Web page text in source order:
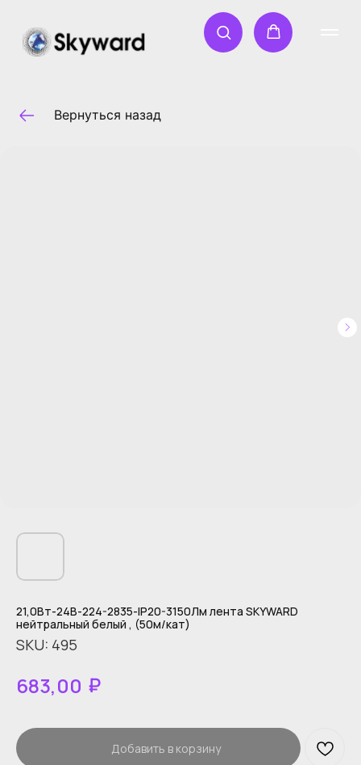
Вернуться назад
21,0Вт-24В-224-2835-IP20-3150Лм лента SKYWARD
нейтральный белый , (50м/кат)
SKU: 495
683,00 ₽
Добавить в корзину